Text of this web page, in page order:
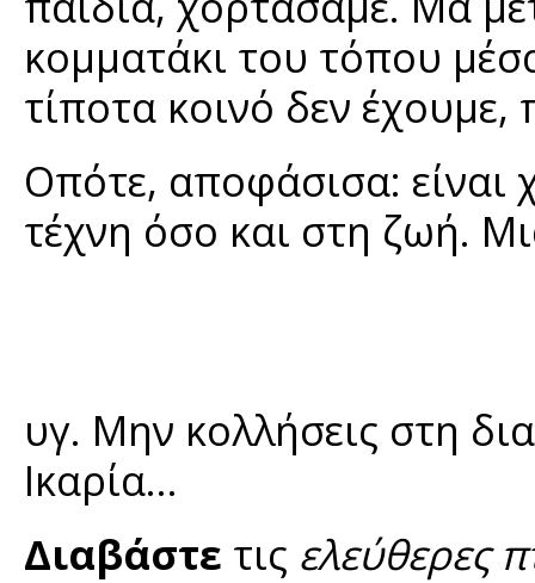
κομματάκι του τόπου
τίποτα κοινό δεν
Οπότε, αποφάσισα: είναι
τέχνη όσο και στη ζωή.
υγ. Μην κολλήσεις στη
Ικαρία...
Διαβάστε τις ελεύθερες